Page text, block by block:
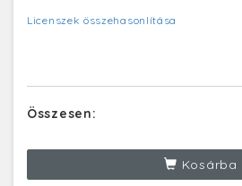
Licenszek összehasonlítása
Összesen:
Kosárba